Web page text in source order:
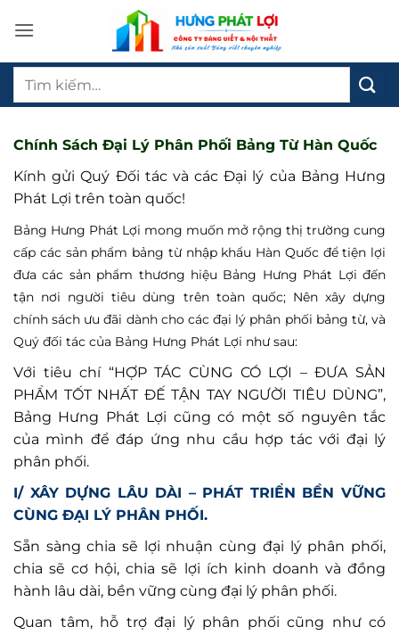
qua
dung
Tìm
Chính Sách Đại Lý Phân Phối Bảng Từ Hàn Quốc
Kính gửi Quý Đối tác và các Đại lý của Bảng Hưng
Phát Lợi trên toàn quốc!
Bảng Hưng Phát Lợi mong muốn mở rộng thị trường cung
cấp các sản phẩm bảng từ nhập khẩu Hàn Quốc để tiện lợi
đưa các sản phẩm thương hiệu Bảng Hưng Phát Lợi đến
tận nơi người tiêu dùng trên toàn quốc; Nên xây dựng
chính sách ưu đãi dành cho các đại lý phân phối bảng từ, và
Quý đối tác của Bảng Hưng Phát Lợi như sau:
Với tiêu chí “HỢP TÁC CÙNG CÓ LỢI – ĐƯA SẢN
PHẨM TỐT NHẤT ĐẾ TẬN TAY NGƯỜI TIÊU DÙNG”,
Bảng Hưng Phát Lợi cũng có một số nguyên tắc
của mình để đáp ứng nhu cầu hợp tác với đại lý
phân phối.
I/ XÂY DỰNG LÂU DÀI – PHÁT TRIỂN BỀN VỮNG
CÙNG ĐẠI LÝ PHÂN PHỐI.
Sẵn sàng chia sẽ lợi nhuận cùng đại lý phân phối,
chia sẽ cơ hội, chia sẽ lợi ích kinh doanh và đồng
hành lâu dài, bền vững cùng đại lý phân phối.
Quan tâm, hỗ trợ đại lý phân phối cũng như có